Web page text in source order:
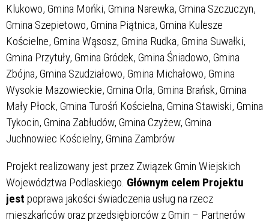
Klukowo, Gmina Mońki, Gmina Narewka, Gmina Szczuczyn,
Gmina Szepietowo, Gmina Piątnica, Gmina Kulesze
Kościelne, Gmina Wąsosz, Gmina Rudka, Gmina Suwałki,
Gmina Przytuły, Gmina Gródek, Gmina Śniadowo, Gmina
Zbójna, Gmina Szudziałowo, Gmina Michałowo, Gmina
Wysokie Mazowieckie, Gmina Orla, Gmina Brańsk, Gmina
Mały Płock, Gmina Turośń Kościelna, Gmina Stawiski, Gmina
Tykocin, Gmina Zabłudów, Gmina Czyżew, Gmina
Juchnowiec Kościelny, Gmina Zambrów
Projekt realizowany jest przez Związek Gmin Wiejskich
Województwa Podlaskiego. Głównym celem Projektu
jest poprawa jakości świadczenia usług na rzecz
mieszkańców oraz przedsiębiorców z Gmin – Partnerów